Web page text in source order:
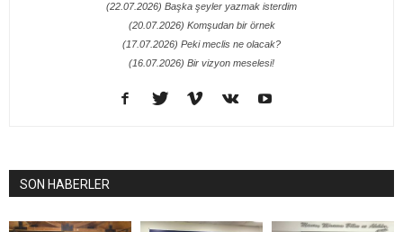
(22.07.2026) Başka şeyler yazmak isterdim
(20.07.2026) Komşudan bir örnek
(17.07.2026) Peki meclis ne olacak?
(16.07.2026) Bir vizyon meselesi!
SON HABERLER